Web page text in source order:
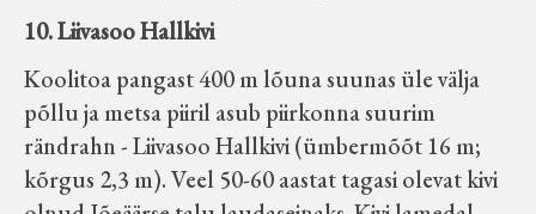
10. Liivasoo Hallkivi
Koolitoa pangast 400 m lõuna suunas üle välja
põllu ja metsa piiril asub piirkonna suurim
rändrahn - Liivasoo Hallkivi (ümbermõõt 16 m;
kõrgus 2,3 m). Veel 50-60 aastat tagasi olevat kivi